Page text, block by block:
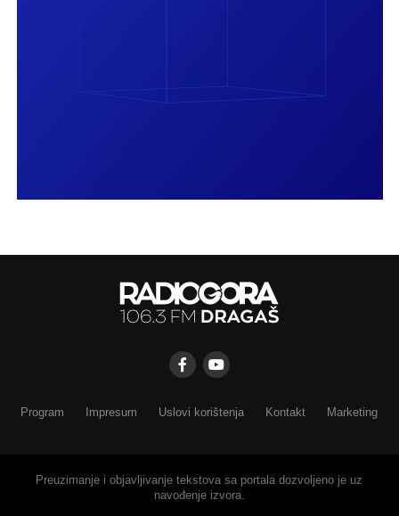
Program Impresum Uslovi korištenja Kontakt Marketing
Preuzimanje i objavljivanje tekstova sa portala dozvoljeno je uz
navođenje izvora.